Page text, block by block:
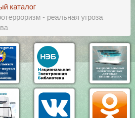
каталог
- реальная угроза